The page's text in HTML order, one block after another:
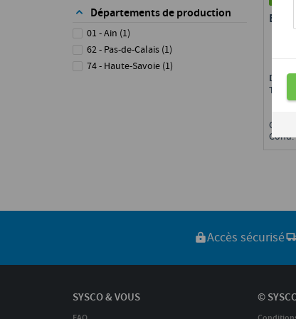
Départements de production
01 - Ain (1)
62 - Pas-de-Calais (1)
74 - Haute-Savoie (1)
Toute
Cond.
Accès sécurisé
SYSCO & VOUS ©